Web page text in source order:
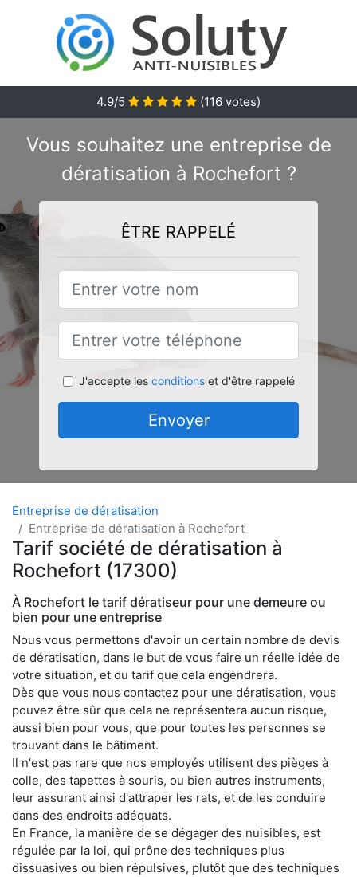
4.9/5 (116 votes)
Vous souhaitez une entreprise de
dératisation à Rochefort ?
ÊTRE RAPPELÉ
J'accepte les conditionset d'être rappelé
Envoyer
Entreprise de dératisation
Entreprise de dératisation à Rochefort
Tarif société de dératisation à
Rochefort (17300)
À Rochefort le tarif dératiseur pour une demeure ou
bien pour une entreprise
Nous vous permettons d'avoir un certain nombre de devis
de dératisation, dans le but de vous faire un réelle idée de
votre situation, et du tarif que cela engendrera.
Dès que vous nous contactez pour une dératisation, vous
pouvez être sûr que cela ne représentera aucun risque,
aussi bien pour vous, que pour toutes les personnes se
trouvant dans le bâtiment.
Il n'est pas rare que nos employés utilisent des pièges à
colle, des tapettes à souris, ou bien autres instruments,
leur assurant ainsi d'attraper les rats, et de les conduire
dans des endroits adéquats.
En France, la manière de se dégager des nuisibles, est
régulée par la loi, qui prône des techniques plus
dissuasives ou bien répulsives, plutôt que des techniques